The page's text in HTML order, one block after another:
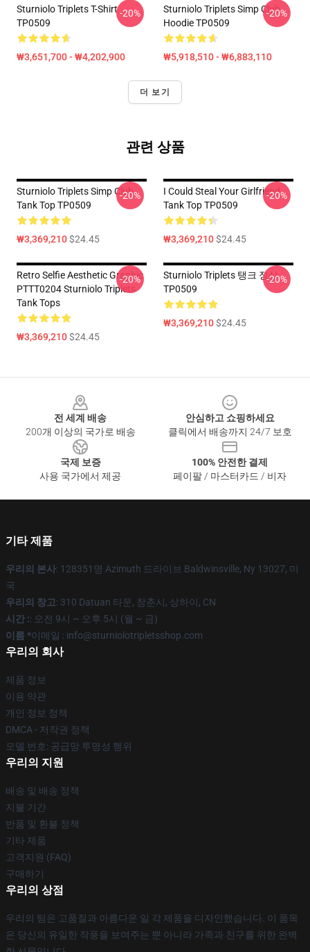
Sturniolo Triplets T-Shirt
TP0509
₩3,651,700 - ₩4,202,900
-20%
Sturniolo Triplets Simp Club
Hoodie TP0509
₩5,918,510 - ₩6,883,110
-20%
더 보기
관련 상품
Sturniolo Triplets Simp Club
Tank Top TP0509
₩3,369,210$24.45
-20%
I Could Steal Your Girlfriend
Tank Top TP0509
₩3,369,210$24.45
-20%
Retro Selfie Aesthetic Graphic
PTTT0204 Sturniolo Triplets
Tank Tops
₩3,369,210$24.45
-20%
Sturniolo Triplets 탱크 정상
TP0509
₩3,369,210$24.45
-20%
전 세계 배송
200개 이상의 국가로 배송
안심하고 쇼핑하세요
클릭에서 배송까지 24/7 보호
국제 보증
사용 국가에서 제공
100% 안전한 결제
페이팔 / 마스터카드 / 비자
기타 제품
우리의 본사: 128351명 Azimuth 드라이브 Baldwinsville, Ny 13027, 미
국
우리의 창고: 310 Datuan 타운, 창춘시, 상하이, CN
시간 :: 오전 9시 ~ 오후 5시 (월 ~ 금)
이름 *이메일 : info@sturniolotripletsshop.com
우리의 회사
제품 정보
이용 약관
개인 정보 정책
DMCA - 저작권 정책
모델 번호: 공급망 투명성 행위
우리의 지원
배송 및 배송 정책
지불 기간
반품 및 환불 정책
기타 제품
고객지원 (FAQ)
구매하기
우리의 상점
우리의 팀은 고품질과 아름다운 일 각 제품을 디자인했습니다. 이 품목
은 당신의 유일한 작풍을 보여주는 뿐 아니라 가족과 친구를 위한 완벽